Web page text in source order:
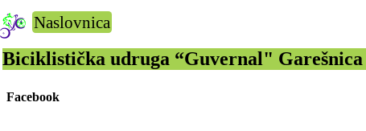
Naslovnica
Biciklistička udruga “Guvernal" Garešnica
Facebook